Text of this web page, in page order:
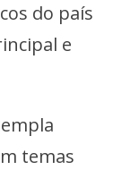
do país
e
temas